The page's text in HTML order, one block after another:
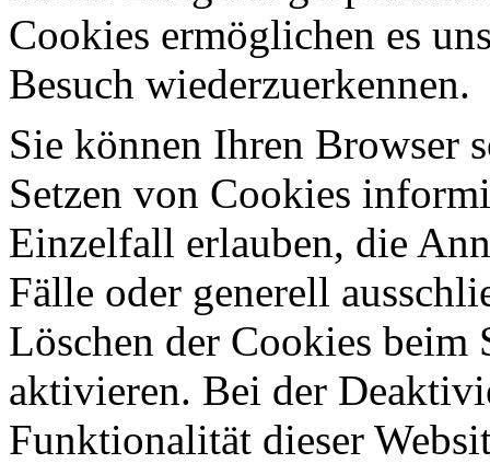
Cookies ermöglichen es
Besuch wiederzuerkennen.
Sie können Ihren Browser
Setzen von Cookies
Einzelfall erlauben, die
Fälle oder generell
Löschen der Cookies beim
aktivieren. Bei der
Funktionalität dieser